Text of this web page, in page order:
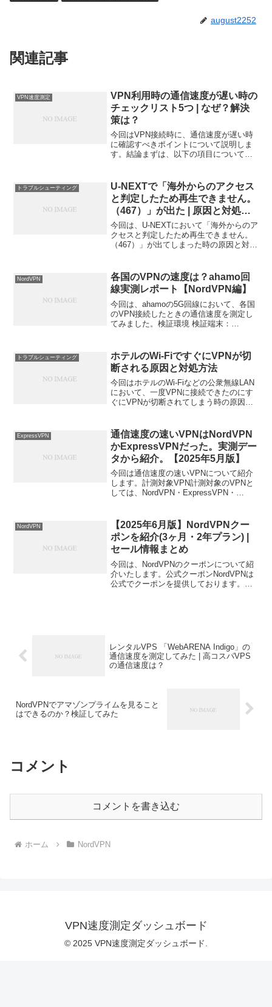
august2252
関連記事
VPN速度測定
VPN利用時の通信速度が遅い時の
チェックリスト5つ | なぜ？解決
策は？
今回はVPN接続時に、通信速度が遅い時
に確認すべきポイントについて説明しま
す。結論まずは、以下の項目について確
確認してみてください。 ネットワーク：
ネットワークに...
トラブルシューティング
U-NEXTで「海外からのアクセス
と判定したため再生できません。
（467）」が出た | 原因と対処方
法
今回は、U-NEXTにおいて「海外からのア
クセスと判定したため再生できません。
（467）」が出てしまった時の原因と対処
信対象外と判定されてしまったため 結
論：Priv...
NordVPN
各国のVPNの速度は？ahamo回
線実測レポート【NordVPN編】
今回は、ahamoの5G回線において、各国
のVPN接続したときの通信速度を測定し
てみました。検証環境 検証端末：
帯：日曜日 19時〜20時 VPN非接...
トラブルシューティング
ホテルのWi-FiですぐにVPNが切
断される原因と対処方法
今回はホテルのWi-Fiなどの公衆無線LAN
において、一度VPNに接続できたのにす
ぐにVPNが切断されてしまう時の原因と
ホやパソコンには、ユーザのプライバシ
ーを向上...
ExpressVPN
通信速度の速いVPNはNordVPN
かExpressVPNだった。実測デー
タから紹介。【2025年5月版】
今回は通信速度の速いVPNについて紹介
します。計測対象VPN計測対象のVPNと
しては、NordVPN・ExpressVPN・
たダッシュボードで公開されておりま
す...
NordVPN
【2025年6月版】NordVPNクー
ポンを紹介(3ヶ月・2年プラン) |
セール情報まとめ
今回は、NordVPNのクーポンについて紹
介いたします。公式クーポンNordVPNは
公式でクーポンを提供しております。公
レンタルVPS 「WebARENA Indigo」の
通信速度を測定してみた | 高コスパVPS
の通信速度は？
NordVPNでアマゾンプライムを見ること
はできるのか？検証してみた
コメント
コメントを書き込む
ホーム NordVPN
VPN速度測定ダッシュボード
© 2025 VPN速度測定ダッシュボード.